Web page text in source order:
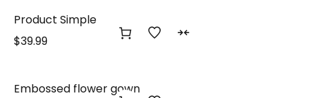
Product Simple
$39.99
Embossed flower gown